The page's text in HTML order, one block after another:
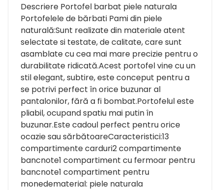
Descriere Portofel barbat piele naturala
Portofelele de bărbati Pami din piele
naturală:Sunt realizate din materiale atent
selectate si testate, de calitate, care sunt
asamblate cu cea mai mare precizie pentru o
durabilitate ridicată.Acest portofel vine cu un
stil elegant, subtire, este conceput pentru a
se potrivi perfect în orice buzunar al
pantalonilor, fără a fi bombat.Portofelul este
pliabil, ocupand spatiu mai putin în
buzunar.Este cadoul perfect pentru orice
ocazie sau sărbătoareCaracteristici:13
compartimente carduri2 compartimente
bancnote1 compartiment cu fermoar pentru
bancnote1 compartiment pentru
monedematerial: piele naturala